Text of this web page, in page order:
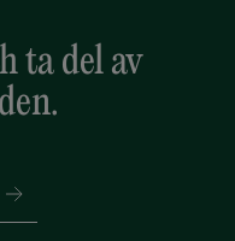
ta del av